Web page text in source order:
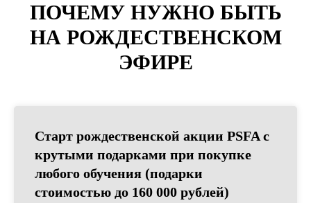
ПОЧЕМУ НУЖНО БЫТЬ
НА РОЖДЕСТВЕНСКОМ
ЭФИРЕ
Старт рождественской акции PSFA с
крутыми подарками при покупке
любого обучения (подарки
стоимостью до 160 000 рублей)